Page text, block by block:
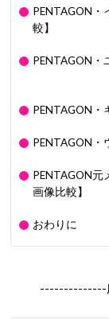
PENTAGON
較】
PENTAGON
PENTAGON
PENTAGON
PENTAGON
画像比較】
おわりに
--------------